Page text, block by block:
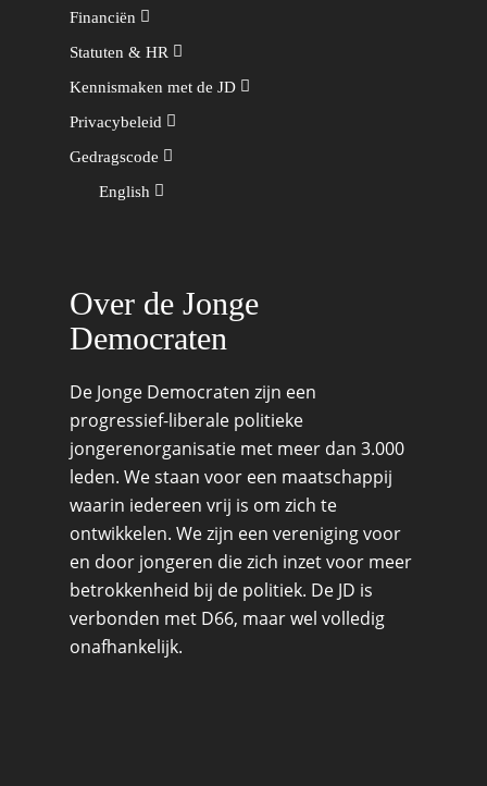
Financiën
Statuten & HR
Kennismaken met de JD
Privacybeleid
Gedragscode
English
Over de Jonge
Democraten
De Jonge Democraten zijn een
progressief-liberale politieke
jongerenorganisatie met meer dan 3.000
leden. We staan voor een maatschappij
waarin iedereen vrij is om zich te
ontwikkelen. We zijn een vereniging voor
en door jongeren die zich inzet voor meer
betrokkenheid bij de politiek. De JD is
verbonden met D66, maar wel volledig
onafhankelijk.